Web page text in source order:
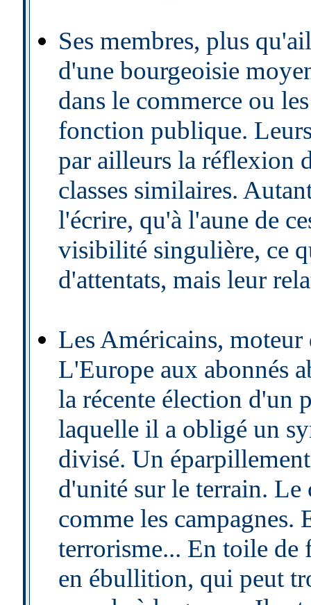
Ses membres, plus
d'une bourgeoisie
dans le commerce ou
fonction publique.
par ailleurs la réflexion
classes similaires.
l'écrire, qu'à l'aune de
visibilité singulière, ce
d'attentats, mais leur
Les Américains, moteur
L'Europe aux abonnés
la récente élection d'un
laquelle il a obligé un
divisé. Un
d'unité sur le terrain. Le
comme les campagnes.
terrorisme... En toile
en ébullition, qui peut